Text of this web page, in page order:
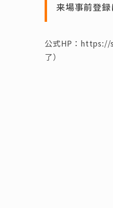
来場事前登録
公式HP：
了）